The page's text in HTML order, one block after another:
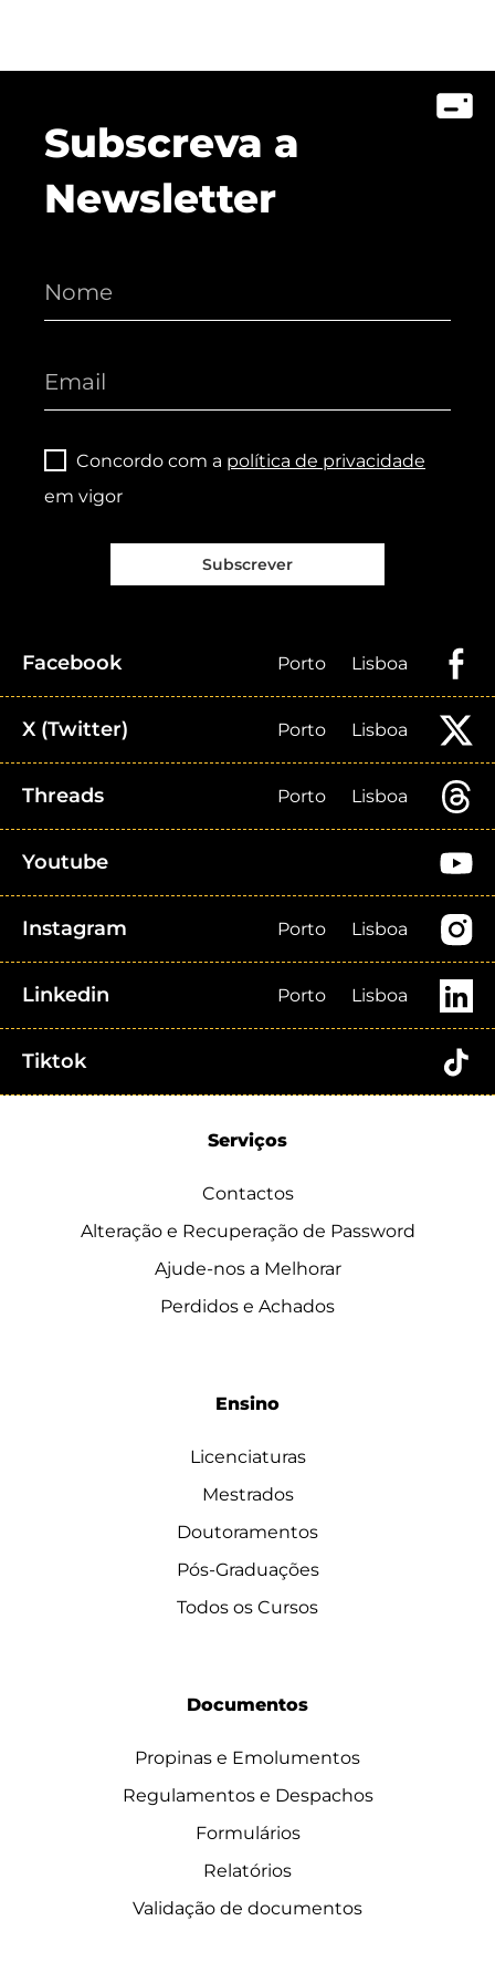
Subscreva a
Newsletter
Concordo com a política de privacidade
em vigor
Subscrever
Facebook Porto Lisboa
X (Twitter) Porto Lisboa
Threads Porto Lisboa
Youtube
Instagram Porto Lisboa
Linkedin Porto Lisboa
Tiktok
Serviços
Contactos
Alteração e Recuperação de Password
Ajude-nos a Melhorar
Perdidos e Achados
Ensino
Licenciaturas
Mestrados
Doutoramentos
Pós-Graduações
Todos os Cursos
Documentos
Propinas e Emolumentos
Regulamentos e Despachos
Formulários
Relatórios
Validação de documentos